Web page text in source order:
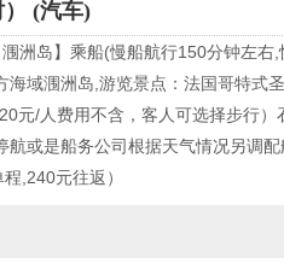
(汽车)
洲岛】乘船(慢船航行150分钟左
域涠洲岛,游览景点：法国哥特式
元/人费用不含，客人可选择步行
或是船务公司根据天气情况另调
,240元往返）